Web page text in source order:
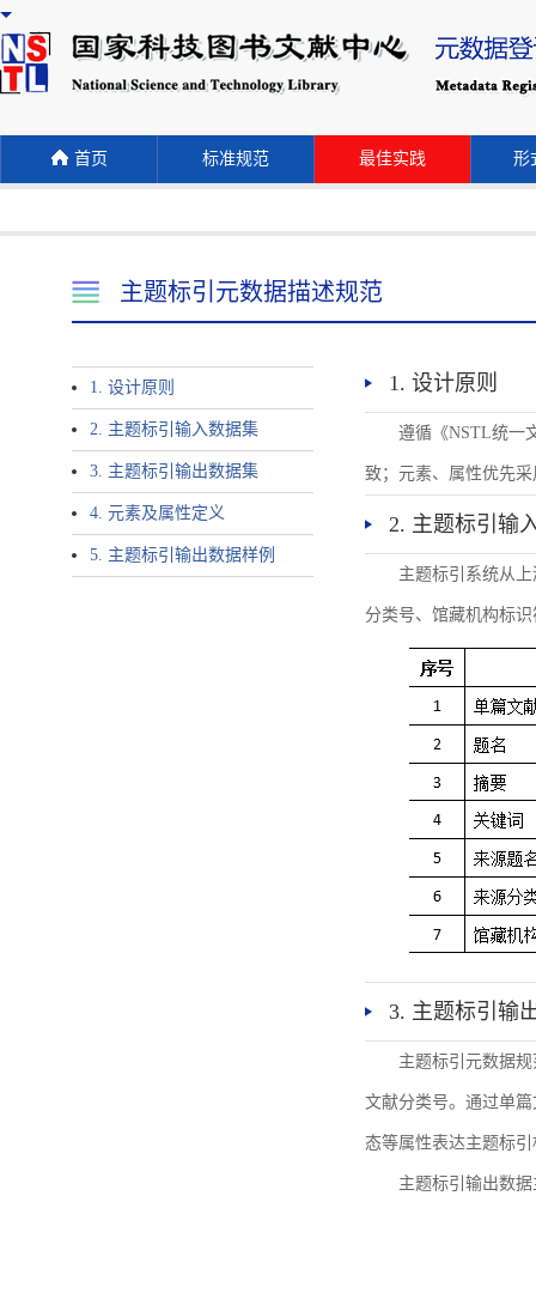
首页 标准规范 最佳实践 形
主题标引元数据描述规范
1. 设计原则
2. 主题标引输入数据集
3. 主题标引输出数据集
4. 元素及属性定义
5. 主题标引输出数据样例
1. 设计原则
遵循《NSTL统一
致；元素、属性优先
2. 主题标引输
主题标引系统从
分类号、馆藏机构标
3. 主题标引输
主题标引元数据
文献分类号。通过单
态等属性表达主题标
主题标引输出数